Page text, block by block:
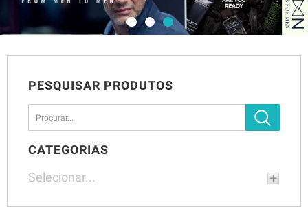
PESQUISAR PRODUTOS
CATEGORIAS
Selecionar...
BEM-ESTAR
MEDICAMENTOS